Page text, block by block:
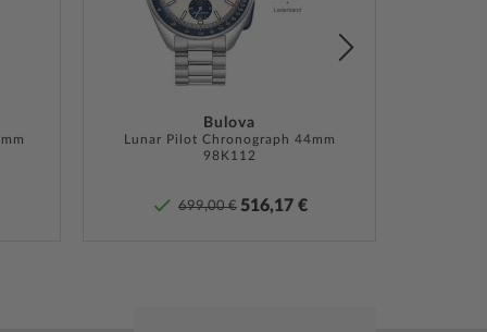
Box, Garantie Dok., Umkarton
und die Adresse des Garantiegebers
bei Lieferung der Ware in der
Bulova
Lunar Pilot Chronograph 44mm
98K112
699,00 € 516,17 €